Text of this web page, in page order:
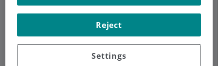
DescripciónServiciosContactoHorario
Settings
Reject